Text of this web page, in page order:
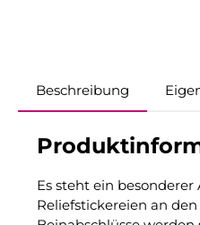
Beschreibung
Es steht ein
Reliefstickereien an